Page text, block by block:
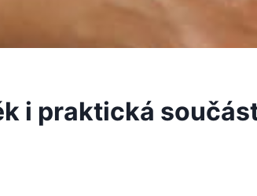
i praktická